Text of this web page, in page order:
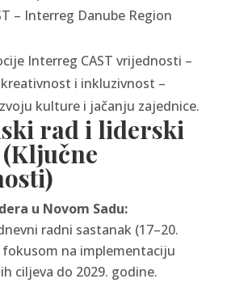
– Interreg Danube Region
Interreg CAST vrijednosti –
i inkluzivnost –
kulture i jačanju zajednice.
rad i liderski
u Novom Sadu:
radni sastanak (17–20.
fokusom na implementaciju
ciljeva do 2029. godine.